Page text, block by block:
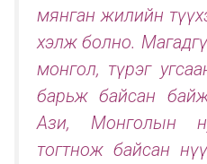
мянган жилийн
хэлж болно.
монгол, түрэг
барьж байсан
Ази, Монголын
тогтнож байсан